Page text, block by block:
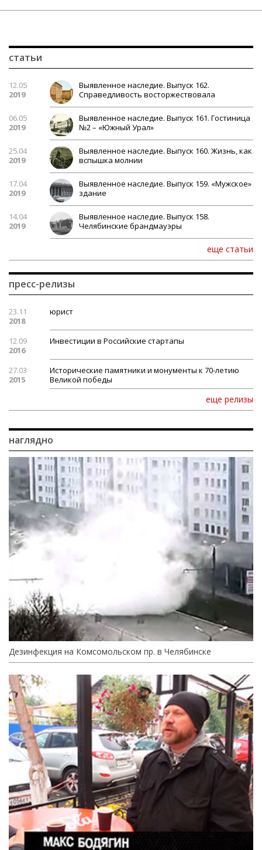
статьи
12.05
2019
Выявленное наследие. Выпуск 162.
Справедливость восторжествовала
06.05
2019
Выявленное наследие. Выпуск 161. Гостиница
№2 – «Южный Урал»
25.04
2019
Выявленное наследие. Выпуск 160. Жизнь, как
вспышка молнии
17.04
2019
Выявленное наследие. Выпуск 159. «Мужское»
здание
14.04
2019
Выявленное наследие. Выпуск 158.
Челябинские брандмауэры
еще статьи
пресс-релизы
23.11
2018
юрист
12.09
2016
Инвестиции в Российские стартапы
27.03
2015
Исторические памятники и монументы к 70-летию
Великой победы
еще релизы
наглядно
Дезинфекция на Комсомольском пр. в Челябинске